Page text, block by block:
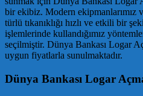
bir ekibiz. Modern ekipmanlarımız
türlü tıkanıklığı hızlı ve etkili bir
işlemlerinde kullandığımız
seçilmiştir. Dünya Bankası Logar
uygun fiyatlarla sunulmaktadır.
Dünya Bankası Logar